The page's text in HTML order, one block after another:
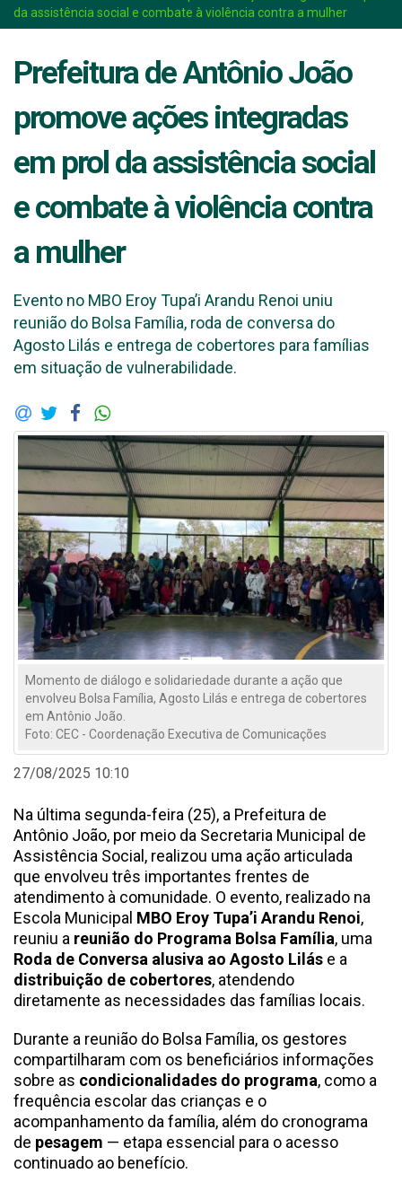
da assistência social e combate à violência contra a mulher
Prefeitura de Antônio João
promove ações integradas
em prol da assistência social
e combate à violência contra
a mulher
Evento no MBO Eroy Tupa’i Arandu Renoi uniu
reunião do Bolsa Família, roda de conversa do
Agosto Lilás e entrega de cobertores para famílias
em situação de vulnerabilidade.
Momento de diálogo e solidariedade durante a ação que
envolveu Bolsa Família, Agosto Lilás e entrega de cobertores
em Antônio João.
Foto: CEC - Coordenação Executiva de Comunicações
27/08/2025 10:10
Na última segunda-feira (25), a Prefeitura de
Antônio João, por meio da Secretaria Municipal de
Assistência Social, realizou uma ação articulada
que envolveu três importantes frentes de
atendimento à comunidade. O evento, realizado na
Escola Municipal MBO Eroy Tupa’i Arandu Renoi,
reuniu a reunião do Programa Bolsa Família, uma
Roda de Conversa alusiva ao Agosto Lilás e a
distribuição de cobertores, atendendo
diretamente as necessidades das famílias locais.
Durante a reunião do Bolsa Família, os gestores
compartilharam com os beneficiários informações
sobre as condicionalidades do programa, como a
frequência escolar das crianças e o
acompanhamento da família, além do cronograma
de pesagem — etapa essencial para o acesso
continuado ao benefício.